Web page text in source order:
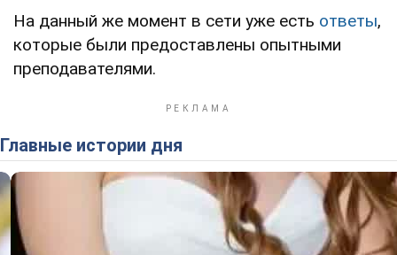
На данный же момент в сети уже есть ответы,
которые были предоставлены опытными
преподавателями.
Главные истории дня